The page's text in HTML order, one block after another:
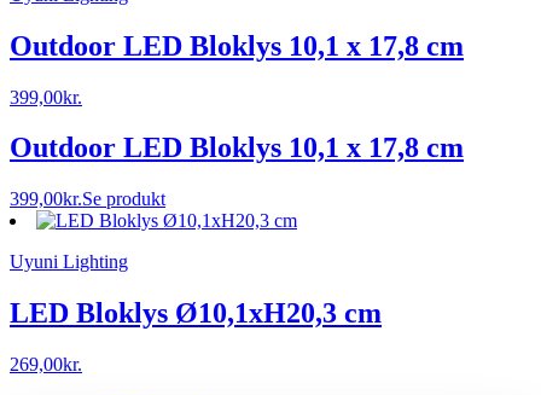
Outdoor LED Bloklys 10,1 x 17,8 cm
399,00kr.
Outdoor LED Bloklys 10,1 x 17,8 cm
399,00kr.Se produkt
Uyuni Lighting
LED Bloklys Ø10,1xH20,3 cm
269,00kr.